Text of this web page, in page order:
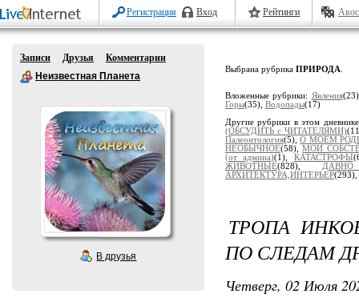
Регистрация Вход Рейтинги
Записи Друзья
Комментарии
Неизвестная Планета
В друзья
Выбрана рубрика ПРИРОДА
Вложенные рубрики: Явления
Горы(35), Водопады(17)
Другие рубрики в этом
(ОБСУДИТЬ с ЧИТАТЕЛЯМИ)
Палеонтология(5),О МОЕМ
НЕОБЫЧНОЕ(58),МОИ
(от админа)(1), КАТАСТРОФЫ
ЖИВОТНЫЕ(828),
АРХИТЕКТУРА,ИНТЕРЬЕР(293),
ТРОПА
ПО СЛЕДАМ
Четверг, 02 Июля